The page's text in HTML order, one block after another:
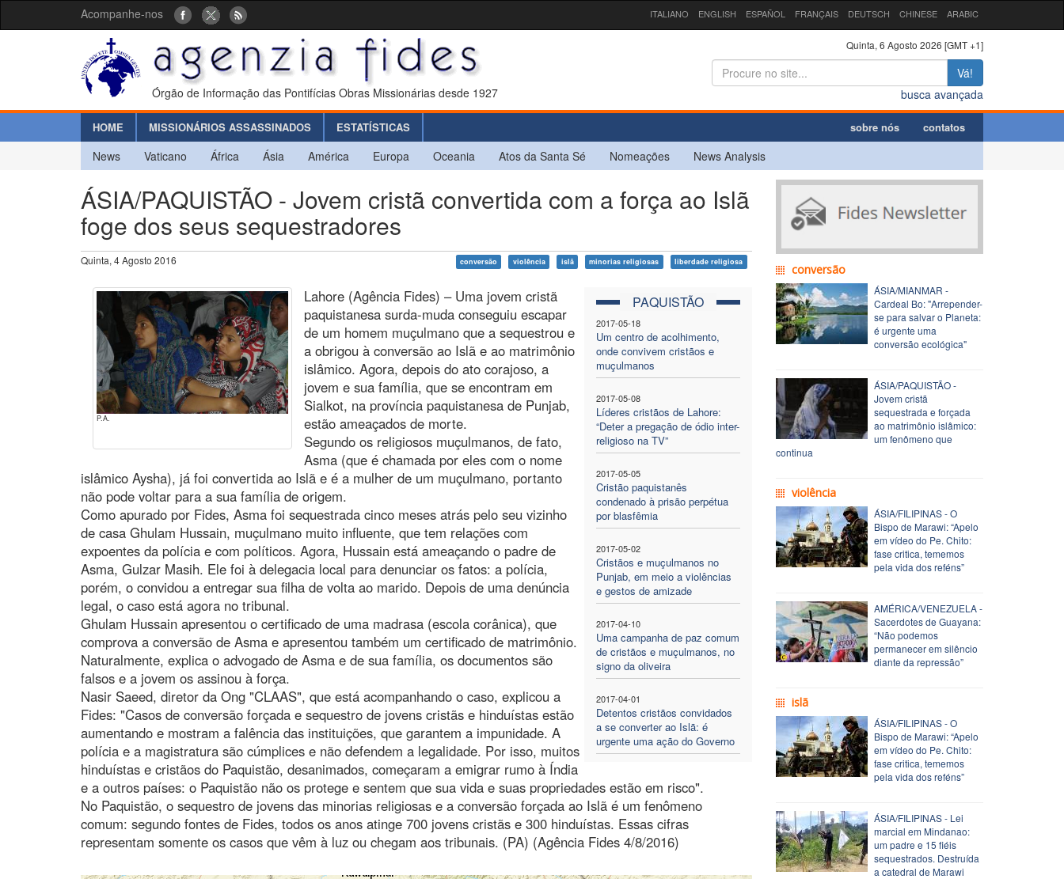
Acompanhe-nos ITALIANO ENGLISH ESPAÑOL FRANÇAIS DEUTSCH CHINESE ARABIC
Órgão de Informação das Pontifícias Obras Missionárias desde 1927
Quinta, 6 Agosto 2026 [GMT +1]
Vá!
busca avançada
HOME MISSIONÁRIOS ASSASSINADOS ESTATÍSTICAS sobre nós contatos
News Vaticano África Ásia América Europa Oceania Atos da Santa Sé Nomeações News Analysis
ÁSIA/PAQUISTÃO - Jovem cristã convertida com a força ao Islã
foge dos seus sequestradores
Quinta, 4 Agosto 2016 conversão violência islã minorias religiosas liberdade religiosa
P.A.
PAQUISTÃO
2017-05-18
Um centro de acolhimento,
onde convivem cristãos e
muçulmanos
2017-05-08
Líderes cristãos de Lahore:
“Deter a pregação de ódio inter-
religioso na TV”
2017-05-05
Cristão paquistanês
condenado à prisão perpétua
por blasfêmia
2017-05-02
Cristãos e muçulmanos no
Punjab, em meio a violências
e gestos de amizade
2017-04-10
Uma campanha de paz comum
de cristãos e muçulmanos, no
signo da oliveira
2017-04-01
Detentos cristãos convidados
a se converter ao Islã: é
urgente uma ação do Governo
Lahore (Agência Fides) – Uma jovem cristã
paquistanesa surda-muda conseguiu escapar
de um homem muçulmano que a sequestrou e
a obrigou à conversão ao Islã e ao matrimônio
islâmico. Agora, depois do ato corajoso, a
jovem e sua família, que se encontram em
Sialkot, na província paquistanesa de Punjab,
estão ameaçados de morte.
Segundo os religiosos muçulmanos, de fato,
Asma (que é chamada por eles com o nome
islâmico Aysha), já foi convertida ao Islã e é a mulher de um muçulmano, portanto
não pode voltar para a sua família de origem.
Como apurado por Fides, Asma foi sequestrada cinco meses atrás pelo seu vizinho
de casa Ghulam Hussain, muçulmano muito influente, que tem relações com
expoentes da polícia e com políticos. Agora, Hussain está ameaçando o padre de
Asma, Gulzar Masih. Ele foi à delegacia local para denunciar os fatos: a polícia,
porém, o convidou a entregar sua filha de volta ao marido. Depois de uma denúncia
legal, o caso está agora no tribunal.
Ghulam Hussain apresentou o certificado de uma madrasa (escola corânica), que
comprova a conversão de Asma e apresentou também um certificado de matrimônio.
Naturalmente, explica o advogado de Asma e de sua família, os documentos são
falsos e a jovem os assinou à força.
Nasir Saeed, diretor da Ong "CLAAS", que está acompanhando o caso, explicou a
Fides: "Casos de conversão forçada e sequestro de jovens cristãs e hinduístas estão
aumentando e mostram a falência das instituições, que garantem a impunidade. A
polícia e a magistratura são cúmplices e não defendem a legalidade. Por isso, muitos
hinduístas e cristãos do Paquistão, desanimados, começaram a emigrar rumo à Índia
e a outros países: o Paquistão não os protege e sentem que sua vida e suas propriedades estão em risco".
No Paquistão, o sequestro de jovens das minorias religiosas e a conversão forçada ao Islã é um fenômeno
comum: segundo fontes de Fides, todos os anos atinge 700 jovens cristãs e 300 hinduístas. Essas cifras
representam somente os casos que vêm à luz ou chegam aos tribunais. (PA) (Agência Fides 4/8/2016)
conversão
ÁSIA/MIANMAR -
Cardeal Bo: "Arrepender-
se para salvar o Planeta:
é urgente uma
conversão ecológica"
ÁSIA/PAQUISTÃO -
Jovem cristã
sequestrada e forçada
ao matrimônio islâmico:
um fenômeno que
continua
violência
ÁSIA/FILIPINAS - O
Bispo de Marawi: “Apelo
em vídeo do Pe. Chito:
fase critica, tememos
pela vida dos reféns”
AMÉRICA/VENEZUELA -
Sacerdotes de Guayana:
“Não podemos
permanecer em silêncio
diante da repressão”
islã
ÁSIA/FILIPINAS - O
Bispo de Marawi: “Apelo
em vídeo do Pe. Chito:
fase critica, tememos
pela vida dos reféns”
ÁSIA/FILIPINAS - Lei
marcial em Mindanao:
um padre e 15 fiéis
sequestrados. Destruída
a catedral de Marawi